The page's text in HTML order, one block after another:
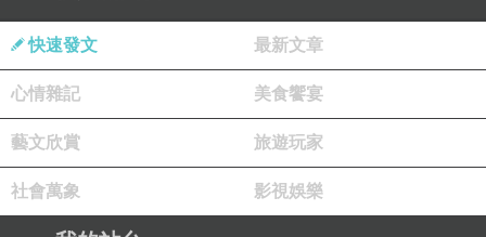
【課程目的】
優化閱讀、思考、寫作與溝通的邏輯表達模式
快速發文 最新文章
心情雜記 美食饗宴
藝文欣賞 旅遊玩家
社會萬象 影視娛樂